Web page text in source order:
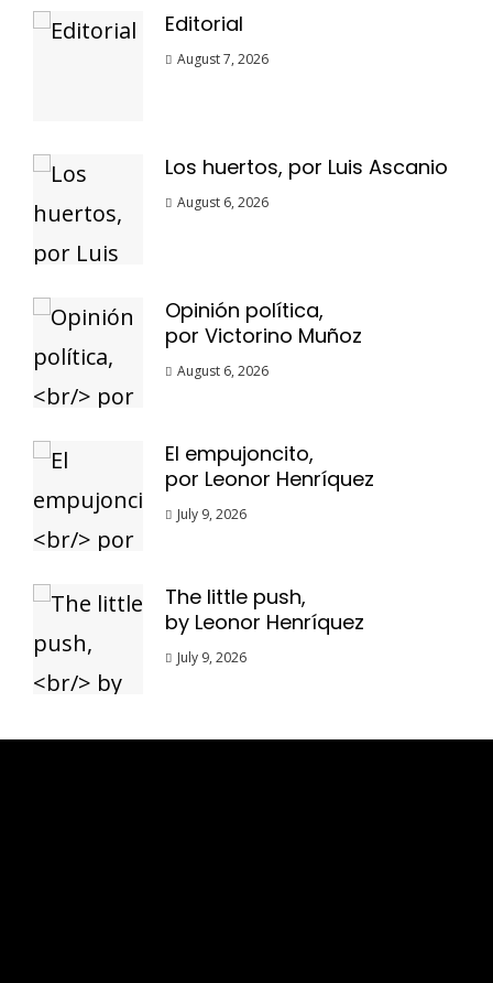
Editorial
August 7, 2026
Los huertos, por Luis Ascanio
August 6, 2026
Opinión política,
por Victorino Muñoz
August 6, 2026
El empujoncito,
por Leonor Henríquez
July 9, 2026
The little push,
by Leonor Henríquez
July 9, 2026